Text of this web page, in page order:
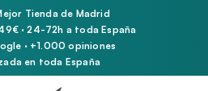
Tienda de Madrid
· 24-72h a toda España
· +1.000 opiniones
en toda España